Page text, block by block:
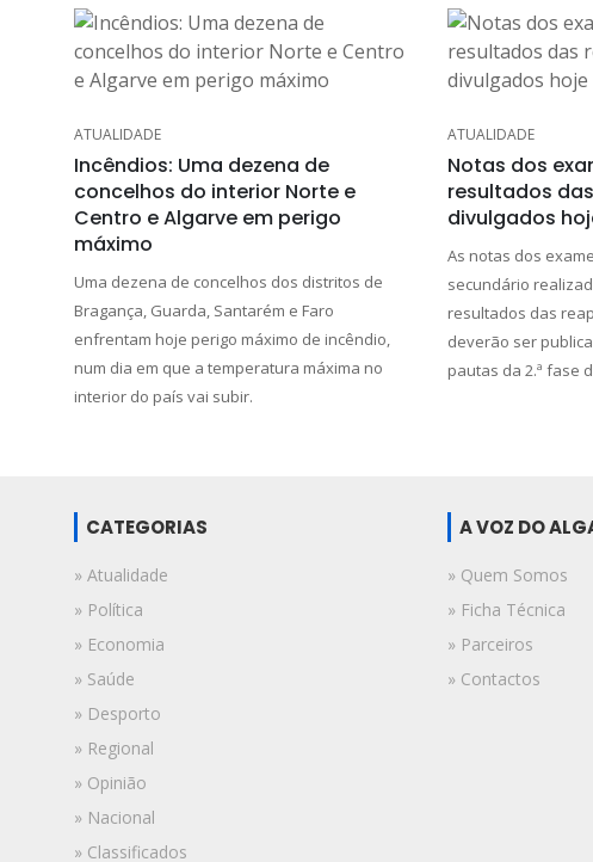
ATUALIDADE
Incêndios: Uma dezena de
concelhos do interior Norte e
Centro e Algarve em perigo
máximo
Uma dezena de concelhos dos distritos de
Bragança, Guarda, Santarém e Faro
enfrentam hoje perigo máximo de incêndio,
num dia em que a temperatura máxima no
interior do país vai subir.
ATUALIDADE
Notas dos
resultados
divulgados
As notas dos
secundário
resultados das
deverão ser
pautas da 2.ª fase
CATEGORIAS
» Atualidade
» Política
» Economia
» Saúde
» Desporto
» Regional
» Opinião
» Nacional
» Classificados
A VOZ DO
» Quem Somos
» Ficha Técnica
» Parceiros
» Contactos